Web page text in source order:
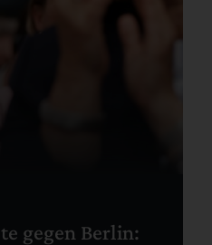
gegen Berlin: